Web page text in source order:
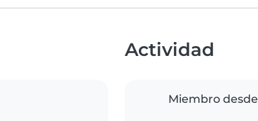
Actividad
Miembro desde